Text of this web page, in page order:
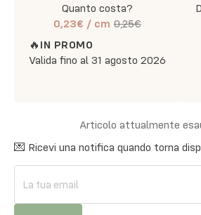
Quanto costa?
0,23€ / cm 0,25€
🔥 IN PROMO
Valida fino al 31 agosto 2026
Articolo attualmente
💌 Ricevi una notifica quando torna